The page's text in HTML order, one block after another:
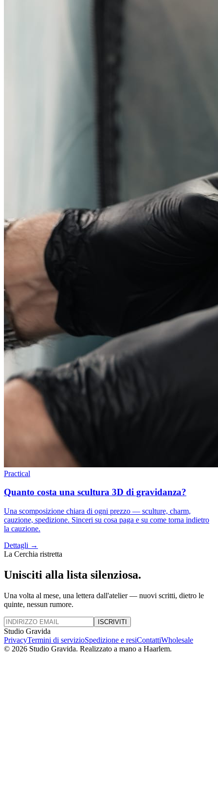
Practical
Quanto costa una scultura 3D di gravidanza?
Una scomposizione chiara di ogni prezzo — sculture, charm,
cauzione, spedizione. Sinceri su cosa paga e su come torna indietro
la cauzione.
Dettagli →
La Cerchia ristretta
Unisciti alla lista silenziosa.
Una volta al mese, una lettera dall'atelier — nuovi scritti, dietro le
quinte, nessun rumore.
ISCRIVITI
Studio Gravida
PrivacyTermini di servizioSpedizione e resiContattiWholesale
© 2026 Studio Gravida. Realizzato a mano a Haarlem.